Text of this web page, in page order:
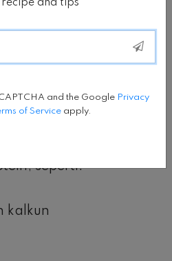
di dalamnya,
kadar gula
gestasional harus
seperti:
kalkun
recipe and tips
and the Google Privacy
of Service apply.